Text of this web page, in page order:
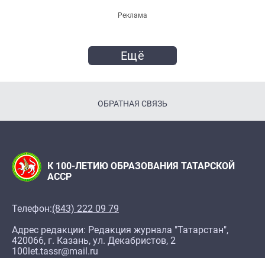
Реклама
Ещё
ОБРАТНАЯ СВЯЗЬ
К 100-ЛЕТИЮ ОБРАЗОВАНИЯ ТАТАРСКОЙ
АССР
Телефон:(843) 222 09 79
Адрес редакции: Редакция журнала "Татарстан",
420066, г. Казань, ул. Декабристов, 2
100let.tassr@mail.ru